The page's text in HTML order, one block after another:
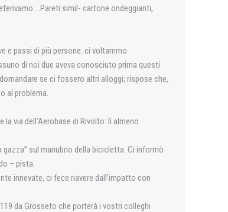
simil- cartone ondeggianti,
e passi di più persone: ci voltammo
di noi due aveva conosciuto prima questi
se ci fossero altri alloggi; rispose che,
al problema.
via dell’Aerobase di Rivolto: lì almeno
sul manubrio della bicicletta. Ci informò
– pista.
innevate, ci fece riavere dall’impatto con
da Grosseto che porterà i vostri colleghi